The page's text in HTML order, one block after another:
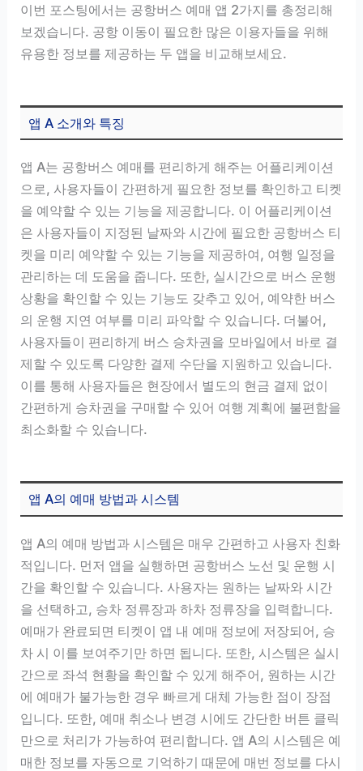
이번 포스팅에서는 공항버스 예매 앱 2가지를 총정리해
보겠습니다. 공항 이동이 필요한 많은 이용자들을 위해
유용한 정보를 제공하는 두 앱을 비교해보세요.
앱 A 소개와 특징
앱 A는 공항버스 예매를 편리하게 해주는 어플리케이션
으로, 사용자들이 간편하게 필요한 정보를 확인하고 티켓
을 예약할 수 있는 기능을 제공합니다. 이 어플리케이션
은 사용자들이 지정된 날짜와 시간에 필요한 공항버스 티
켓을 미리 예약할 수 있는 기능을 제공하여, 여행 일정을
관리하는 데 도움을 줍니다. 또한, 실시간으로 버스 운행
상황을 확인할 수 있는 기능도 갖추고 있어, 예약한 버스
의 운행 지연 여부를 미리 파악할 수 있습니다. 더불어,
사용자들이 편리하게 버스 승차권을 모바일에서 바로 결
제할 수 있도록 다양한 결제 수단을 지원하고 있습니다.
이를 통해 사용자들은 현장에서 별도의 현금 결제 없이
간편하게 승차권을 구매할 수 있어 여행 계획에 불편함을
최소화할 수 있습니다.
앱 A의 예매 방법과 시스템
앱 A의 예매 방법과 시스템은 매우 간편하고 사용자 친화
적입니다. 먼저 앱을 실행하면 공항버스 노선 및 운행 시
간을 확인할 수 있습니다. 사용자는 원하는 날짜와 시간
을 선택하고, 승차 정류장과 하차 정류장을 입력합니다.
예매가 완료되면 티켓이 앱 내 예매 정보에 저장되어, 승
차 시 이를 보여주기만 하면 됩니다. 또한, 시스템은 실시
간으로 좌석 현황을 확인할 수 있게 해주어, 원하는 시간
에 예매가 불가능한 경우 빠르게 대체 가능한 점이 장점
입니다. 또한, 예매 취소나 변경 시에도 간단한 버튼 클릭
만으로 처리가 가능하여 편리합니다. 앱 A의 시스템은 예
매한 정보를 자동으로 기억하기 때문에 매번 정보를 다시